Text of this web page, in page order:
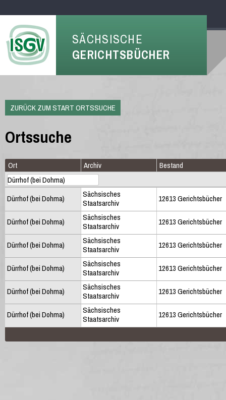
SÄCHSISCHE
GERICHTSBÜCHER
ZURÜCK ZUM START ORTSSUCHE
Ortssuche
Ort Archiv Bestand
Dürrhof (bei Dohma)
Sächsisches
Staatsarchiv
12613 Gerichtsbücher
Dürrhof (bei Dohma)
Sächsisches
Staatsarchiv
12613 Gerichtsbücher
Dürrhof (bei Dohma)
Sächsisches
Staatsarchiv
12613 Gerichtsbücher
Dürrhof (bei Dohma)
Sächsisches
Staatsarchiv
12613 Gerichtsbücher
Dürrhof (bei Dohma)
Sächsisches
Staatsarchiv
12613 Gerichtsbücher
Dürrhof (bei Dohma)
Sächsisches
Staatsarchiv
12613 Gerichtsbücher